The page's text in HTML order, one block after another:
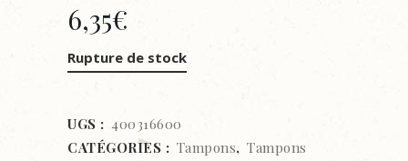
6,35€
Rupture de stock
UGS : 400316600
CATÉGORIES : Tampons, Tampons